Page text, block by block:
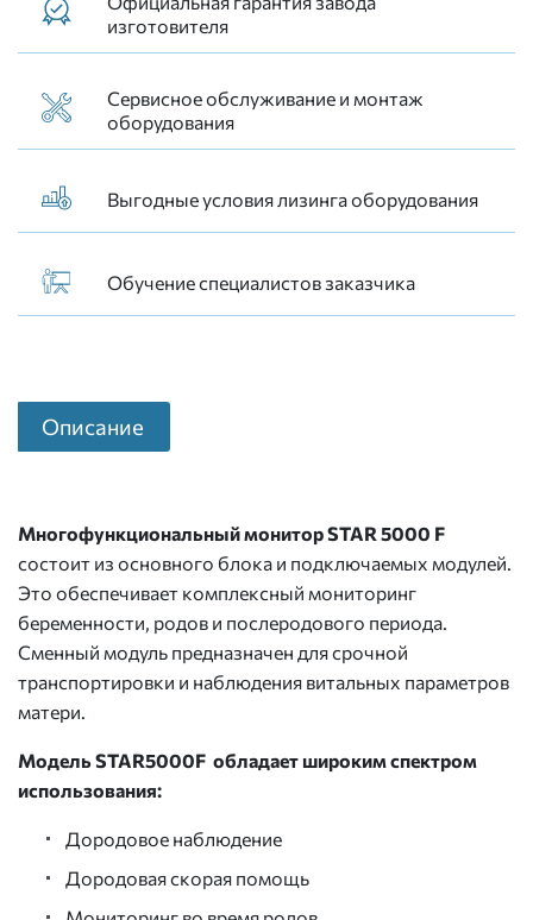
изготовителя
Сервисное обслуживание и монтаж
оборудования
Выгодные условия лизинга оборудования
Обучение специалистов заказчика
Описание
Многофункциональный монитор STAR 5000 F
состоит из основного блока и подключаемых модулей.
Это обеспечивает комплексный мониторинг
беременности, родов и послеродового периода.
Сменный модуль предназначен для срочной
транспортировки и наблюдения витальных параметров
матери.
Модель STAR5000F обладает широким спектром
использования:
Дородовое наблюдение
Дородовая скорая помощь